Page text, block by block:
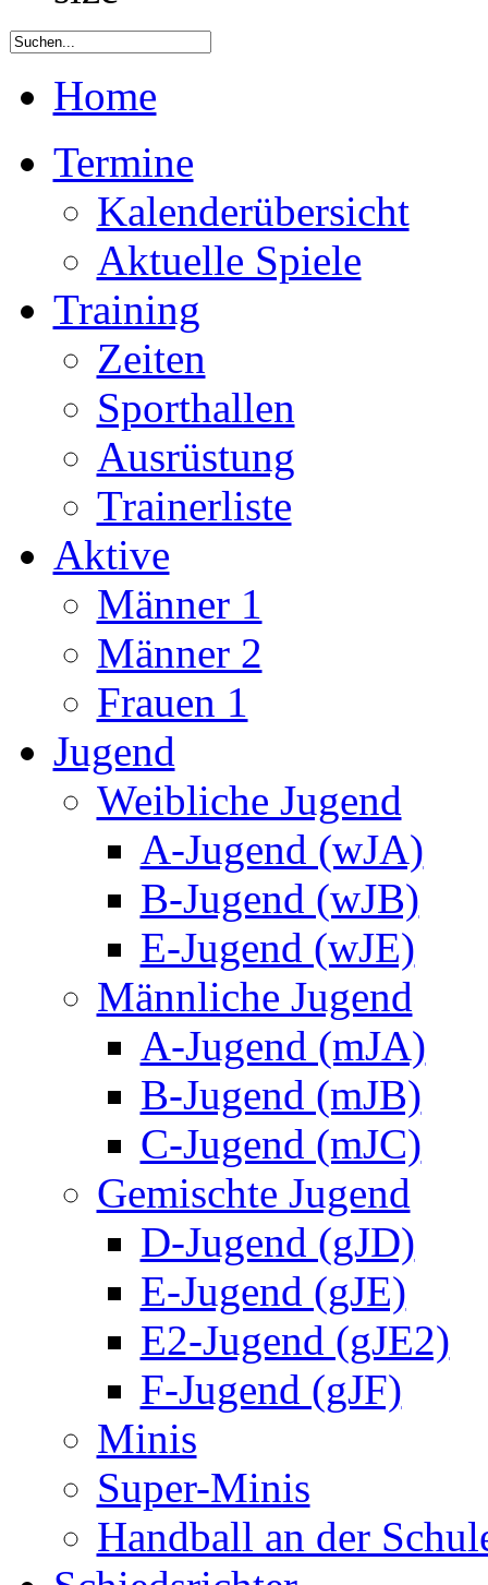
Home
Termine
Kalenderübersicht
Aktuelle Spiele
Training
Zeiten
Sporthallen
Ausrüstung
Trainerliste
Aktive
Männer 1
Männer 2
Frauen 1
Jugend
Weibliche Jugend
A-Jugend (wJA)
B-Jugend (wJB)
E-Jugend (wJE)
Männliche Jugend
A-Jugend (mJA)
B-Jugend (mJB)
C-Jugend (mJC)
Gemischte Jugend
D-Jugend (gJD)
E-Jugend (gJE)
E2-Jugend (gJE2)
F-Jugend (gJF)
Minis
Super-Minis
Handball an der